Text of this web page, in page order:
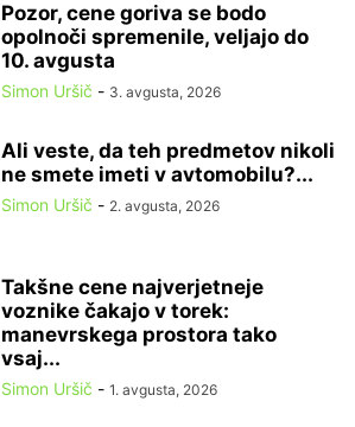
Pozor, cene goriva se bodo
opolnoči spremenile, veljajo do
10. avgusta
Simon Uršič - 3. avgusta, 2026
Ali veste, da teh predmetov nikoli
ne smete imeti v avtomobilu?...
Simon Uršič - 2. avgusta, 2026
Takšne cene najverjetneje
voznike čakajo v torek:
manevrskega prostora tako
vsaj...
Simon Uršič - 1. avgusta, 2026